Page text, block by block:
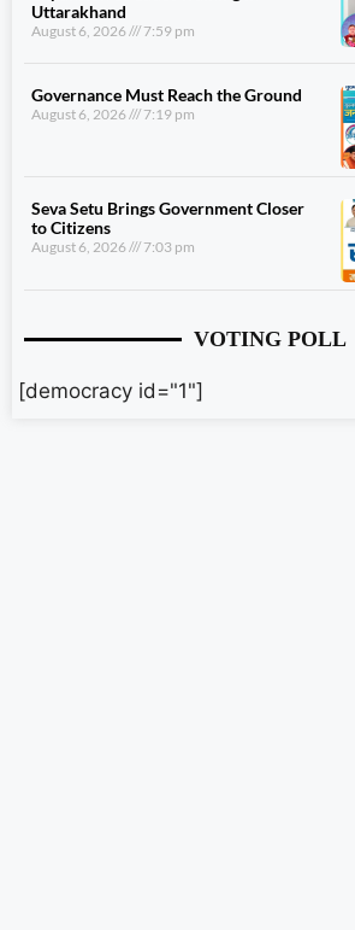
Uttarakhand
August 6, 2026 7:59 pm
Governance Must Reach the Ground
August 6, 2026 7:19 pm
Seva Setu Brings Government Closer
to Citizens
August 6, 2026 7:03 pm
VOTING POLL
[democracy id="1"]